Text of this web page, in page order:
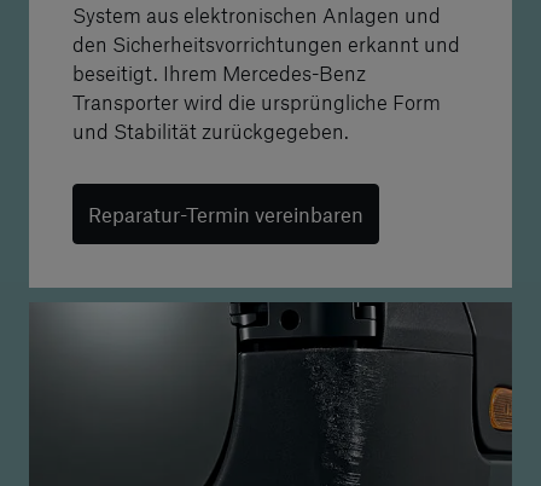
System aus elektronischen Anlagen und
den Sicherheitsvorrichtungen erkannt und
beseitigt. Ihrem Mercedes-Benz
Transporter wird die ursprüngliche Form
und Stabilität zurückgegeben.
Reparatur-Termin vereinbaren